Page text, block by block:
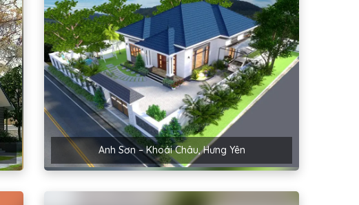
Anh Sơn – Khoái Châu, Hưng Yên